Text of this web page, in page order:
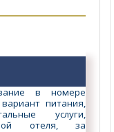
в номере
питания,
услуги,
отеля, за